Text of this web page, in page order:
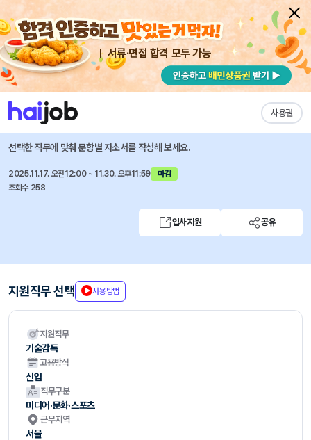
서류·면접 합격 모두 가능
사용권
채용공고 자소서 자유항목 자소서 내 작성목록
매일경제TV 즐겨찾기
방송기술팀 기술감독 채용
선택한 직무에 맞춰 문항별 자소서를 작성해 보세요.
2025.11.17. 오전12:00 ~ 11.30. 오후11:59
마감
조회수 258
입사지원 공유
지원직무 선택 사용방법
지원직무
기술감독
고용방식
신입
직무구분
미디어·문화·스포츠
근무지역
서울